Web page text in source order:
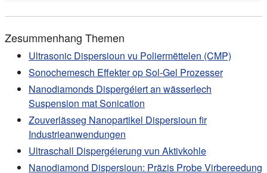
Zesummenhang Themen
Ultrasonic Dispersioun vu Poliermëttelen (CMP)
Sonochemesch Effekter op Sol-Gel Prozesser
Nanodiamonds Dispergéiert an wässerlech
Suspension mat Sonication
Zouverlässeg Nanopartikel Dispersioun fir
Industrieanwendungen
Ultraschall Dispergéierung vun Aktivkohle
Nanodiamond Dispersioun: Präzis Probe Virbereedung